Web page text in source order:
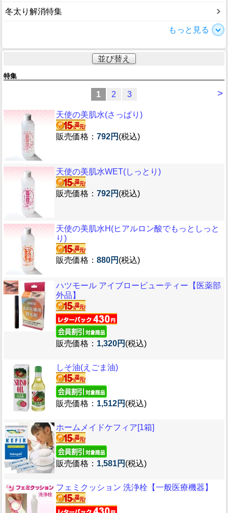
冬太り解消特集
もっと見る
並び替え
特集
>
1 2 3
天使の美肌水(さっぱり)
販売価格： 792円 (税込)
天使の美肌水WET(しっとり)
販売価格： 792円 (税込)
天使の美肌水H(ヒアルロン酸でもっとしっと
り)
販売価格： 880円 (税込)
ハツモール アイブロービューティー【医薬部
外品】
販売価格： 1,320円 (税込)
しそ油(えごま油)
販売価格： 1,512円 (税込)
ホームメイドケフィア[1箱]
販売価格： 1,581円 (税込)
フェミクッション 洗浄栓【一般医療機器】